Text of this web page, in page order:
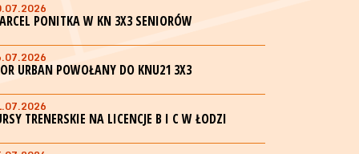
PONITKA W KN 3X3 SENIORÓW
URBAN POWOŁANY DO KNU21 3X3
TRENERSKIE NA LICENCJE B I C W ŁODZI